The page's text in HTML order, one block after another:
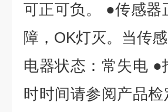
可正可负。 ●传感器
障，OK灯灭。当传
电器状态：常失电
时时间请参阅产品